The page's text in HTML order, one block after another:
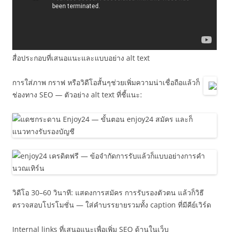
สื่อประกอบที่เสนอแนะและแบบอย่าง alt text
การใส่ภาพ กราฟ หรือวิดีโอสั้นๆช่วยเพิ่มความน่าเชื่อถือแล้วก็
ช่องทาง SEO — ตัวอย่าง alt text ที่ชี้แนะ:
วิดีโอ 30–60 วินาที: แสดงการสมัคร การรับรองตัวตน แล้วก็วิธี
ตรวจสอบโปรโมชั่น — ใส่คำบรรยายรวมทั้ง caption ที่มีคีย์เวิร์ด
Internal links ที่เสนอแนะเพื่อเพิ่ม SEO ด้านในเว็บ